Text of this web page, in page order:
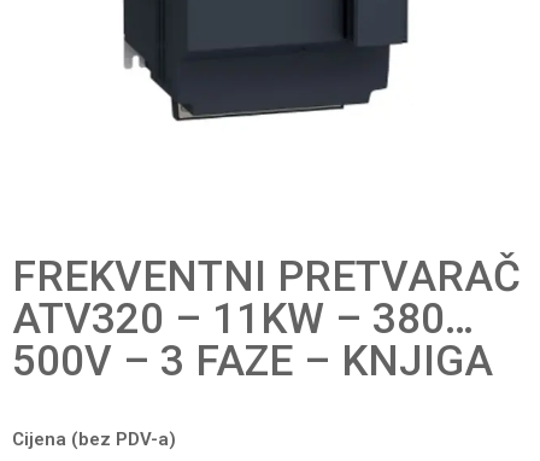
FREKVENTNI PRETVARAČ
ATV320 – 11KW – 380…
500V – 3 FAZE – KNJIGA
Cijena (bez PDV-a)